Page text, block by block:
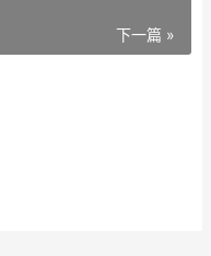
下一篇 »